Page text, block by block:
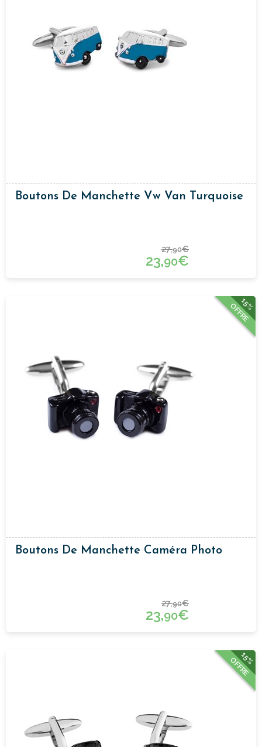
Boutons De Manchette Vw Van Turquoise
27,90€
23,90€
15%
OFFRE
Boutons De Manchette Caméra Photo
27,90€
23,90€
15%
OFFRE